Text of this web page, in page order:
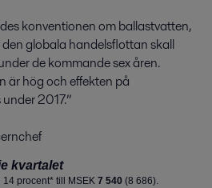
konventionen om ballastvatten,
glo­bala handelsflottan skall
de kommande sex åren.
är hög och effekten på
2017.”
kvartalet
14 procent* till MSEK 7 540 (8 686).